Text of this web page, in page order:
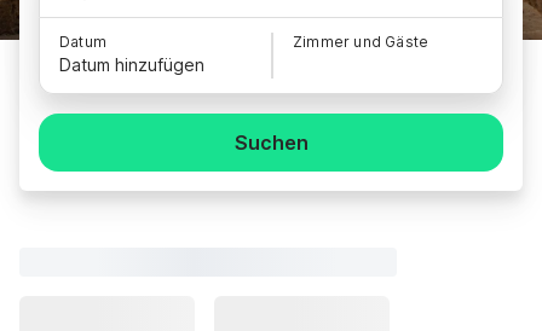
Datum
Datum hinzufügen
Zimmer und Gäste
Suchen